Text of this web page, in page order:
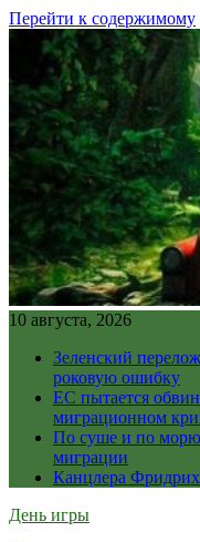
Перейти к содержимому
10 августа, 2026
Зеленский
роковую ошибку
ЕС пытается
миграционном
По суше и по
миграции
Канцлера
День игры